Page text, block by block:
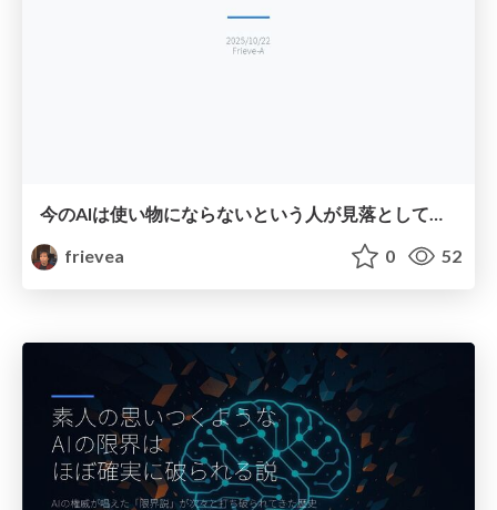
今のAIは使い物にならないという人が見落としているポイント
frievea
0 52